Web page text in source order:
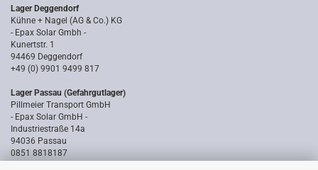
Lager Deggendorf
Kühne + Nagel (AG & Co.) KG
- Epax Solar Gmbh -
Kunertstr. 1
94469 Deggendorf
+49 (0) 9901 9499 817
Lager Passau (Gefahrgutlager)
Pillmeier Transport GmbH
- Epax Solar GmbH -
Industriestraße 14a
94036 Passau
0851 8818187